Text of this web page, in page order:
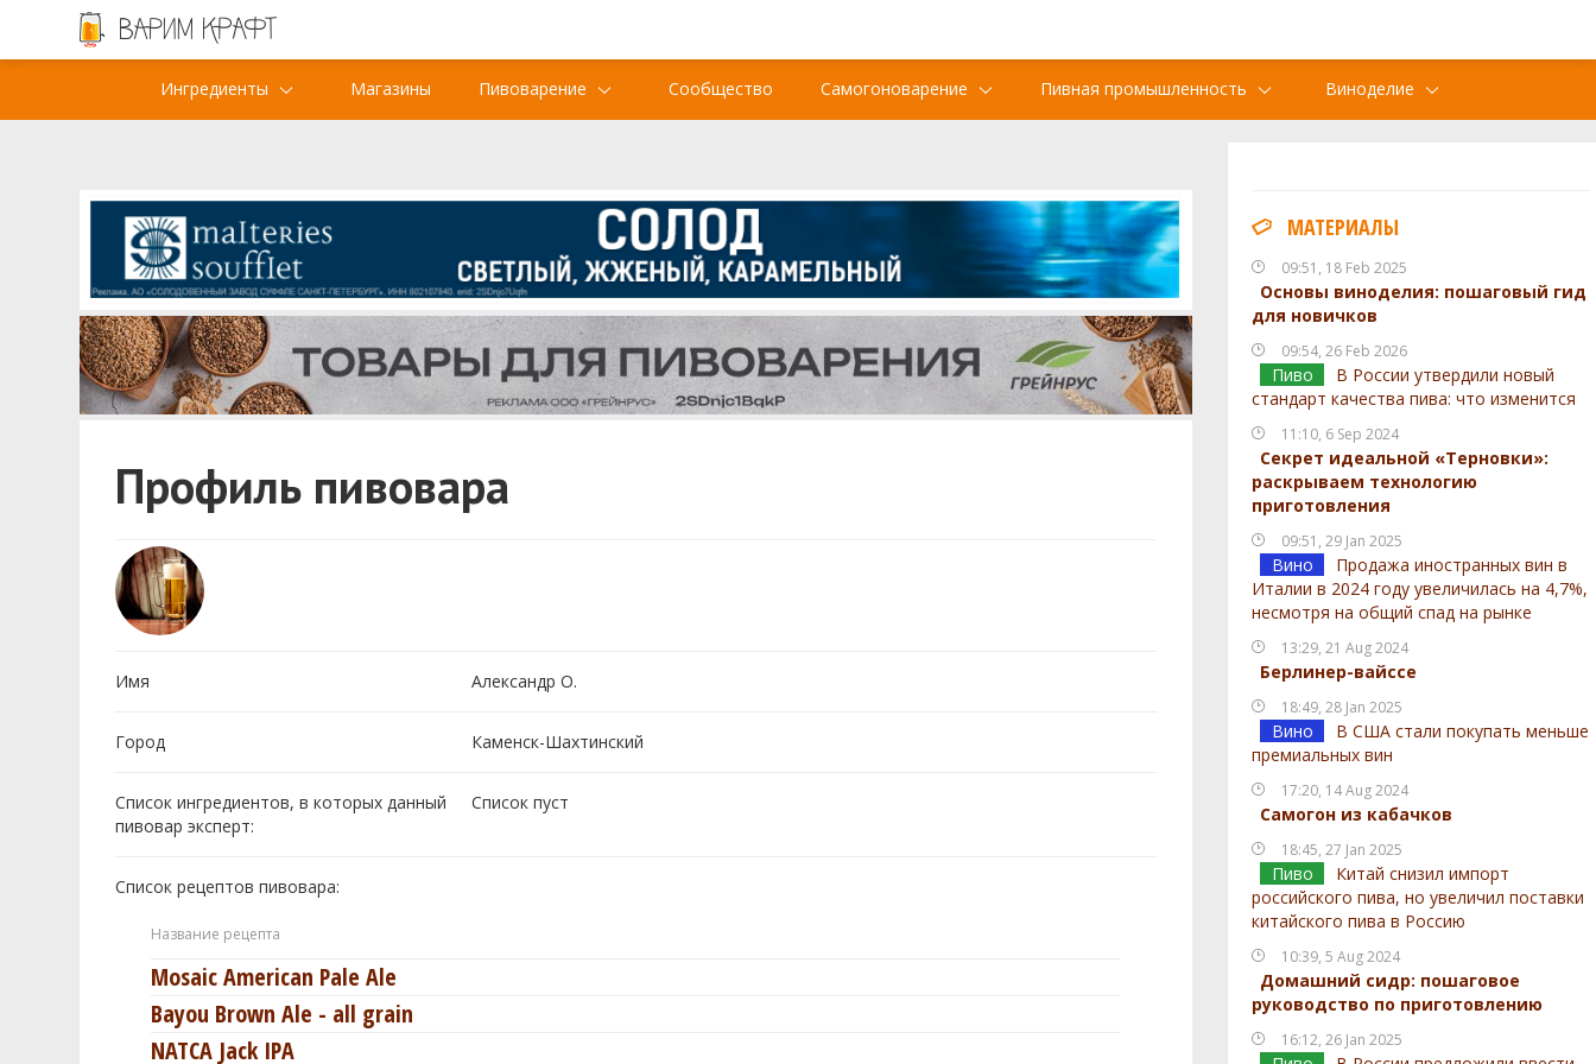
Ингредиенты Магазины Пивоварение Сообщество Самогоноварение Пивная промышленность Виноделие
МАТЕРИАЛЫ
09:51, 18 Feb 2025
Основы виноделия: пошаговый гид
для новичков
09:54, 26 Feb 2026
Пиво
В России утвердили новый
стандарт качества пива: что изменится
11:10, 6 Sep 2024
Секрет идеальной «Терновки»:
раскрываем технологию
приготовления
09:51, 29 Jan 2025
Вино
Продажа иностранных вин в
Италии в 2024 году увеличилась на 4,7%,
несмотря на общий спад на рынке
13:29, 21 Aug 2024
Берлинер-вайссе
18:49, 28 Jan 2025
Вино
В США стали покупать меньше
премиальных вин
17:20, 14 Aug 2024
Самогон из кабачков
18:45, 27 Jan 2025
Пиво
Китай снизил импорт
российского пива, но увеличил поставки
китайского пива в Россию
10:39, 5 Aug 2024
Домашний сидр: пошаговое
руководство по приготовлению
16:12, 26 Jan 2025
Профиль пивовара
Имя Александр О.
Город Каменск-Шахтинский
Список ингредиентов, в которых данный
пивовар эксперт:
Cписок пуст
Список рецептов пивовара:
Название рецепта
Mosaic American Pale Ale
Bayou Brown Ale - all grain
NATCA Jack IPA